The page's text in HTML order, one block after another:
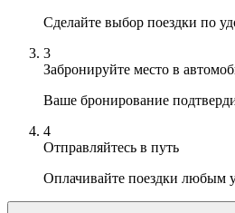
Сделайте выбор поездки по
3
Забронируйте место в
Ваше бронирование
4
Отправляйтесь в путь
Оплачивайте поездки любым